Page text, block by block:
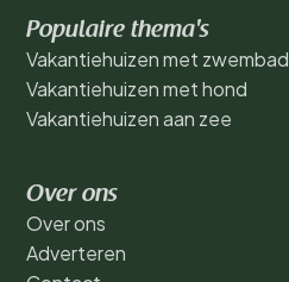
Populaire thema's
Vakantiehuizen met zwembad
Vakantiehuizen met hond
Vakantiehuizen aan zee
Over ons
Over ons
Adverteren